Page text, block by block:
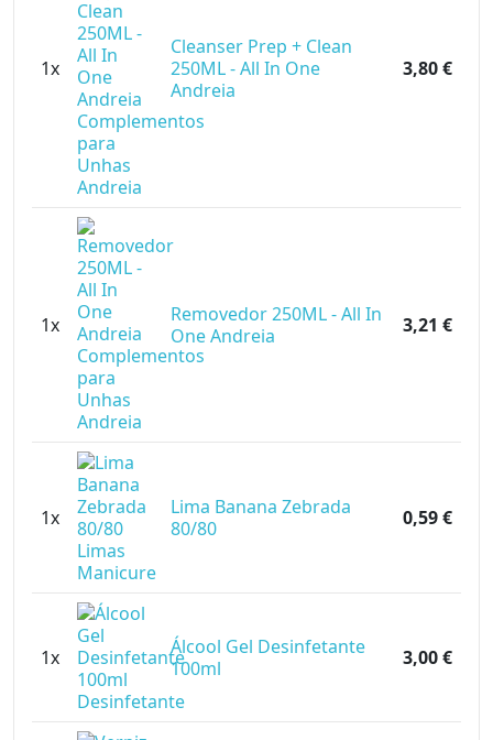
1x
Cleanser Prep + Clean
250ML - All In One
Andreia
3,80 €
1x
Removedor 250ML - All In
One Andreia
3,21 €
1x
Lima Banana Zebrada
80/80
0,59 €
1x
Álcool Gel Desinfetante
100ml
3,00 €